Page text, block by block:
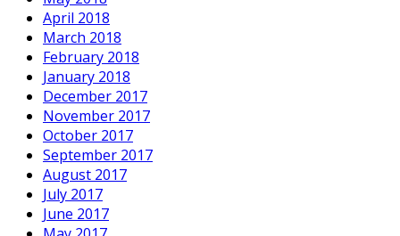
April 2018
March 2018
February 2018
January 2018
December 2017
November 2017
October 2017
September 2017
August 2017
July 2017
June 2017